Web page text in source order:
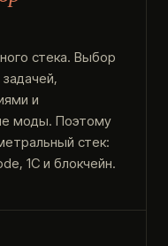
стека. Выбор
и
моды. Поэтому
стек:
1С и блокчейн.